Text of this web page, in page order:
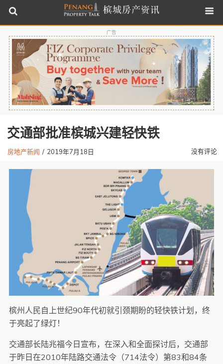
广告
交通部批准槟城兴建轻快铁
房地产新闻 / 2019年7月18日 没有评论
槟州人民自上世纪90年代初就引颈期盼的轻快铁计划，终
于亮起了绿灯！
交通部长陆兆福今日宣布，在深入和全面探讨后，交通部
于昨日在2010年陆路交通法令（714法令）第83和84条